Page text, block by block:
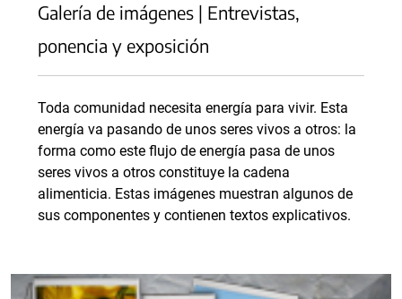
Galería de imágenes | Entrevistas,
ponencia y exposición
Toda comunidad necesita energía para vivir. Esta
energía va pasando de unos seres vivos a otros: la
forma como este flujo de energía pasa de unos
seres vivos a otros constituye la cadena
alimenticia. Estas imágenes muestran algunos de
sus componentes y contienen textos explicativos.